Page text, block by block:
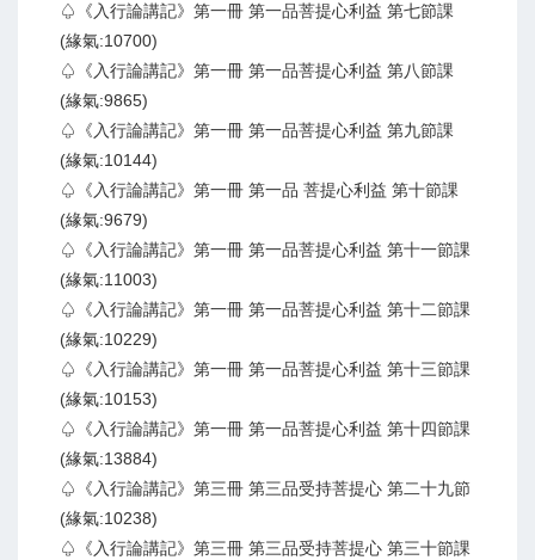
♤《入行論講記》第一冊 第一品菩提心利益 第七節課
(緣氣:10700)
♤《入行論講記》第一冊 第一品菩提心利益 第八節課
(緣氣:9865)
♤《入行論講記》第一冊 第一品菩提心利益 第九節課
(緣氣:10144)
♤《入行論講記》第一冊 第一品 菩提心利益 第十節課
(緣氣:9679)
♤《入行論講記》第一冊 第一品菩提心利益 第十一節課
(緣氣:11003)
♤《入行論講記》第一冊 第一品菩提心利益 第十二節課
(緣氣:10229)
♤《入行論講記》第一冊 第一品菩提心利益 第十三節課
(緣氣:10153)
♤《入行論講記》第一冊 第一品菩提心利益 第十四節課
(緣氣:13884)
♤《入行論講記》第三冊 第三品受持菩提心 第二十九節
(緣氣:10238)
♤《入行論講記》第三冊 第三品受持菩提心 第三十節課